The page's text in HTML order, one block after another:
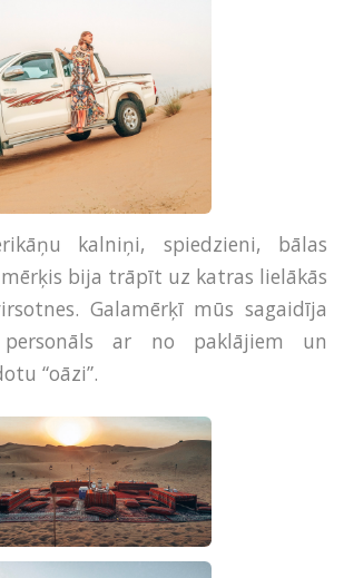
kalniņi, spiedzieni, bālas
mērķis bija trāpīt uz katras lielākās
Galamērķī mūs sagaidīja
personāls ar no paklājiem un
“oāzi”.